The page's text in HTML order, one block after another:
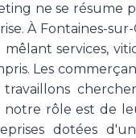
ne se résume
À Fontaines-
services,
Les
rôle est de
dotées